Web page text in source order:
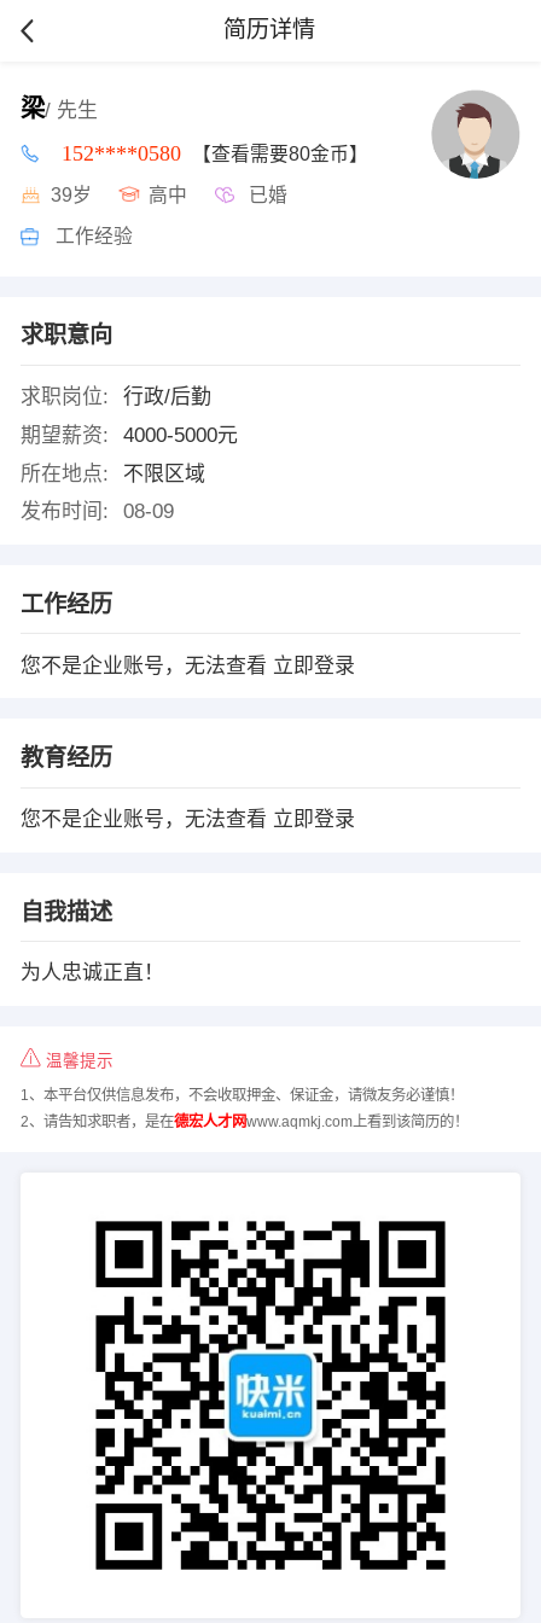
简历详情
梁/ 先生
152****0580 【查看需要80金币】
39岁 高中 已婚
工作经验
求职意向
求职岗位:
行政/后勤
期望薪资:
4000-5000元
所在地点:
不限区域
发布时间:
08-09
工作经历
您不是企业账号，无法查看 立即登录
教育经历
您不是企业账号，无法查看 立即登录
自我描述
为人忠诚正直！
温馨提示
1、本平台仅供信息发布，不会收取押金、保证金，请微友务必谨慎！
2、请告知求职者，是在德宏人才网www.aqmkj.com上看到该简历的！